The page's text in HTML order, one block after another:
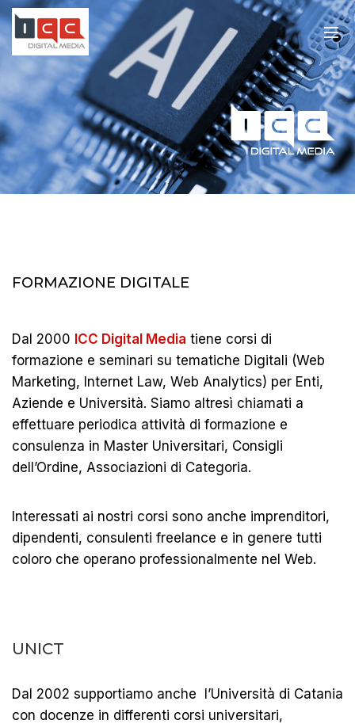
FORMAZIONE DIGITALE
Dal 2000 ICC Digital Media tiene corsi di
formazione e seminari su tematiche Digitali (Web
Marketing, Internet Law, Web Analytics) per Enti,
Aziende e Università. Siamo altresì chiamati a
effettuare periodica attività di formazione e
consulenza in Master Universitari, Consigli
dell’Ordine, Associazioni di Categoria.
Interessati ai nostri corsi sono anche imprenditori,
dipendenti, consulenti freelance e in genere tutti
coloro che operano professionalmente nel Web.
UNICT
Dal 2002 supportiamo anche l’Università di Catania
con docenze in differenti corsi universitari,